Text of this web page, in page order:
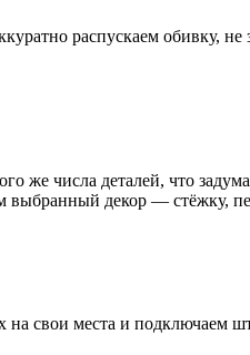
распускаем обивку,
же числа деталей, что
выбранный декор — стёжку,
свои места и подключаем